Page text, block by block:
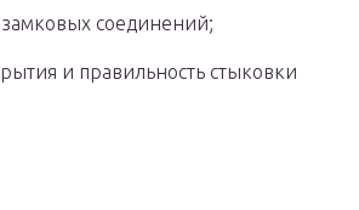
замковых соединений;
и правильность стыковки